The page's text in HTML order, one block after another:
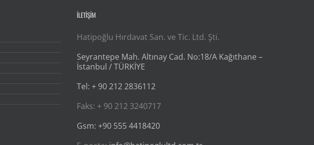
İLETİŞİM
Hatipoğlu Hırdavat San. ve Tic. Ltd. Şti.
Seyrantepe Mah. Altınay Cad. No:18/A Kağıthane –
İstanbul / TÜRKİYE
Tel: + 90 212 2836112
Faks: + 90 212 3240717
Gsm: +90 555 4418420